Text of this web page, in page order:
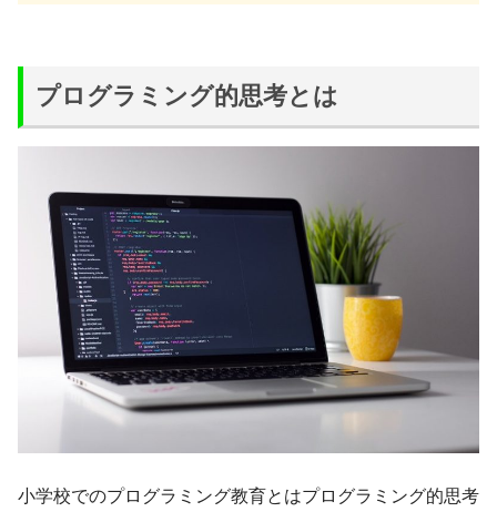
プログラミング的思考とは
小学校でのプログラミング教育とはプログラミング的思考